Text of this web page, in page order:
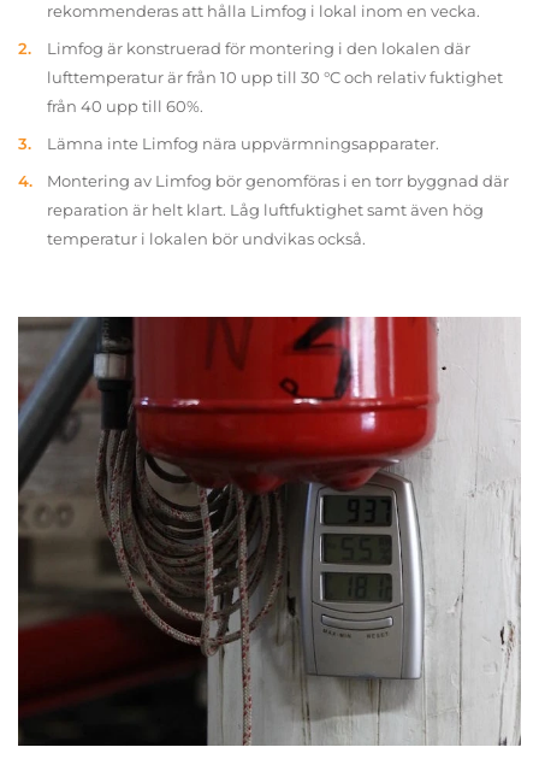
rekommenderas att hålla Limfog i lokal inom en vecka.
Limfog är konstruerad för montering i den lokalen där
lufttemperatur är från 10 upp till 30 °C och relativ fuktighet
från 40 upp till 60%.
Lämna inte Limfog nära uppvärmningsapparater.
Montering av Limfog bör genomföras i en torr byggnad där
reparation är helt klart. Låg luftfuktighet samt även hög
temperatur i lokalen bör undvikas också.